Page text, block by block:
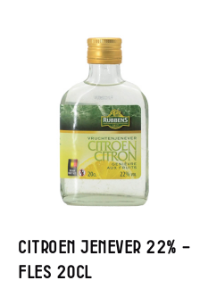
Citroen Jenever 22% –
Fles 20cl